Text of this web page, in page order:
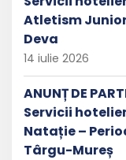
Atletism
Deva
14 iulie 2026
ANUNȚ DE
Servicii
Natație –
Târgu-Mureș